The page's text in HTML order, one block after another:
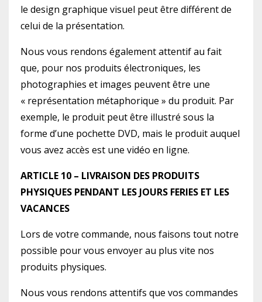
le design graphique visuel peut être différent de
celui de la présentation.
Nous vous rendons également attentif au fait
que, pour nos produits électroniques, les
photographies et images peuvent être une
« représentation métaphorique » du produit. Par
exemple, le produit peut être illustré sous la
forme d’une pochette DVD, mais le produit auquel
vous avez accès est une vidéo en ligne.
ARTICLE 10 – LIVRAISON DES PRODUITS
PHYSIQUES PENDANT LES JOURS FERIES ET LES
VACANCES
Lors de votre commande, nous faisons tout notre
possible pour vous envoyer au plus vite nos
produits physiques.
Nous vous rendons attentifs que vos commandes